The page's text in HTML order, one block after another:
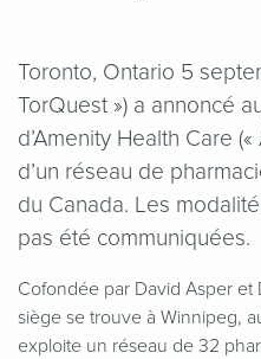
Toronto, Ontario 5
TorQuest ») a annoncé
d’Amenity Health Care
d’un réseau de
du Canada. Les
pas été communiquées.
Cofondée par David Asper et
siège se trouve à Winnipeg,
exploite un réseau de 32